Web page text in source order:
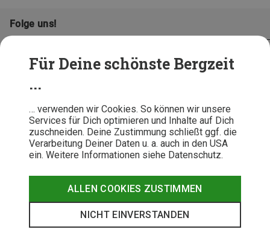
Für Deine schönste Bergzeit
...
… verwenden wir Cookies. So können wir unsere
Services für Dich optimieren und Inhalte auf Dich
zuschneiden. Deine Zustimmung schließt ggf. die
Verarbeitung Deiner Daten u. a. auch in den USA
ein. Weitere Informationen siehe Datenschutz.
ALLEN COOKIES ZUSTIMMEN
NICHT EINVERSTANDEN
Folge uns!
© 2026 Bergzeit GmbH © Bergsport, Outdoor & Trekking Shop